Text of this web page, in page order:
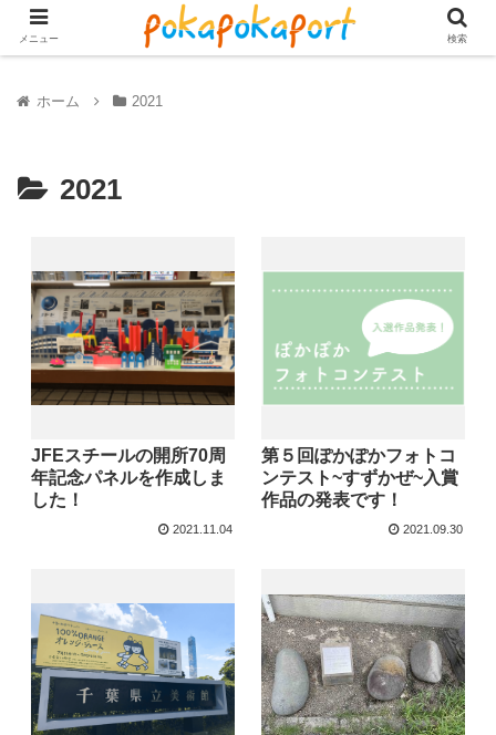
ホーム 2021
2021
JFEスチールの開所70周
年記念パネルを作成しま
した！
2021.11.04
第５回ぽかぽかフォトコ
ンテスト~すずかぜ~入賞
作品の発表です！
2021.09.30
メニュー 検索